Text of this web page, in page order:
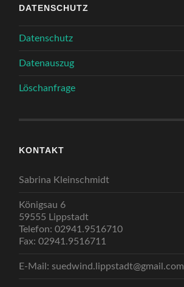
DATENSCHUTZ
Datenschutz
Datenauszug
Löschanfrage
KONTAKT
Sabrina Kleinschmidt
Königsau 6
59555 Lippstadt
Telefon: 02941.9516710
Fax: 02941.9516711
E-Mail: suedwind.lippstadt@gmail.com